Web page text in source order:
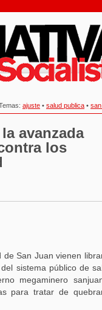
ajuste • salud publica •
avanzada
los
de San Juan vienen
sistema público de
megaminero
para tratar de